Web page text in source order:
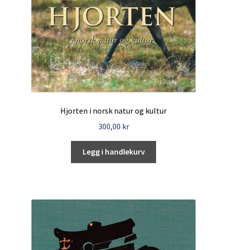
Hjorten i norsk natur og kultur
300,00 kr
Legg i handlekurv